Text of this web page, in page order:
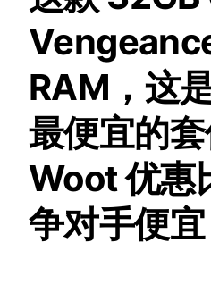
RAM，这
最便宜的
Woot 优惠
争对手便